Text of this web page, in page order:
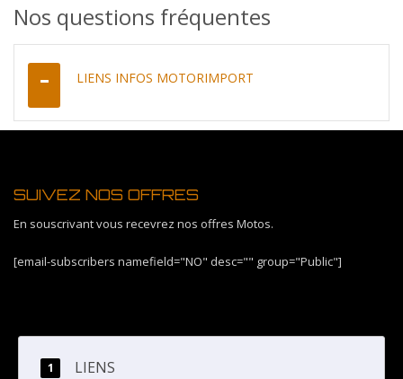
Nos questions fréquentes
LIENS INFOS MOTORIMPORT
SUIVEZ NOS OFFRES
En souscrivant vous recevrez nos offres Motos.
[email-subscribers namefield="NO" desc="" group="Public"]
LIENS